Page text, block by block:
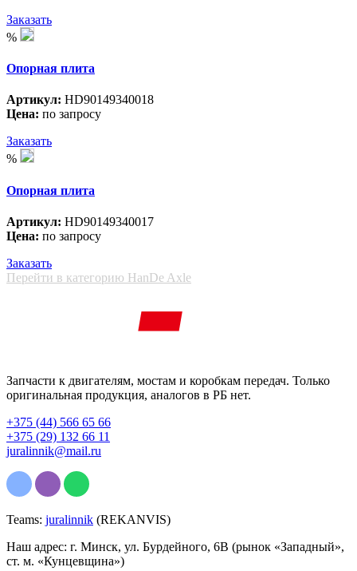
Заказать
%
Опорная плита
Артикул: HD90149340018
Цена: по запросу
Заказать
%
Опорная плита
Артикул: HD90149340017
Цена: по запросу
Заказать
Перейти в категорию HanDe Axle
Запчасти к двигателям, мостам и коробкам передач. Только
оригинальная продукция, аналогов в РБ нет.
+375 (44) 566 65 66
+375 (29) 132 66 11
juralinnik@mail.ru
Teams: juralinnik (REKANVIS)
Наш адрес: г. Минск, ул. Бурдейного, 6В (рынок «Западный»,
ст. м. «Кунцевщина»)